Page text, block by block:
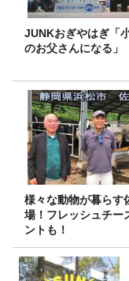
JUNKおぎやはぎ「
のお父さんになる」
様々な動物が暮らす
場！フレッシュチー
ントも！